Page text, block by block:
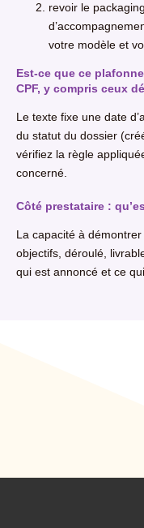
revoir le
votre modèle et
Est-ce que ce
CPF, y compris ceux
Le texte fixe une date
du statut du dossier
vérifiez la règle
concerné.
Côté prestataire :
La capacité à
objectifs, déroulé,
qui est annoncé et ce